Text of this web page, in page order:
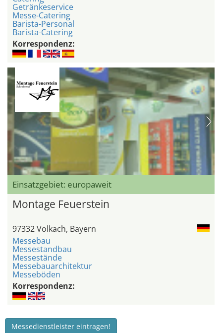
Getränkeservice
Messe-Catering
Barista-Personal
Barista-Catering
Korrespondenz:
Einsatzgebiet: europaweit
Montage Feuerstein
97332 Volkach, Bayern
Messebau
Messestandbau
Messestände
Messebauarchitektur
Messeböden
Korrespondenz:
Messedienstleister eintragen!